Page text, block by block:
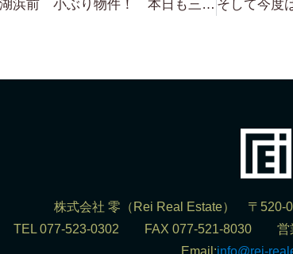
北比良・琵琶湖浜前 小ぶり物件！ 本日も三件 案内予約頂いております！・・あいにくの雨ですが よろしくお願いします！
株式会社 零（Rei Real Estate） 〒520-
TEL 077-523-0302 FAX 077-521-8030 営
Email:info@rei-